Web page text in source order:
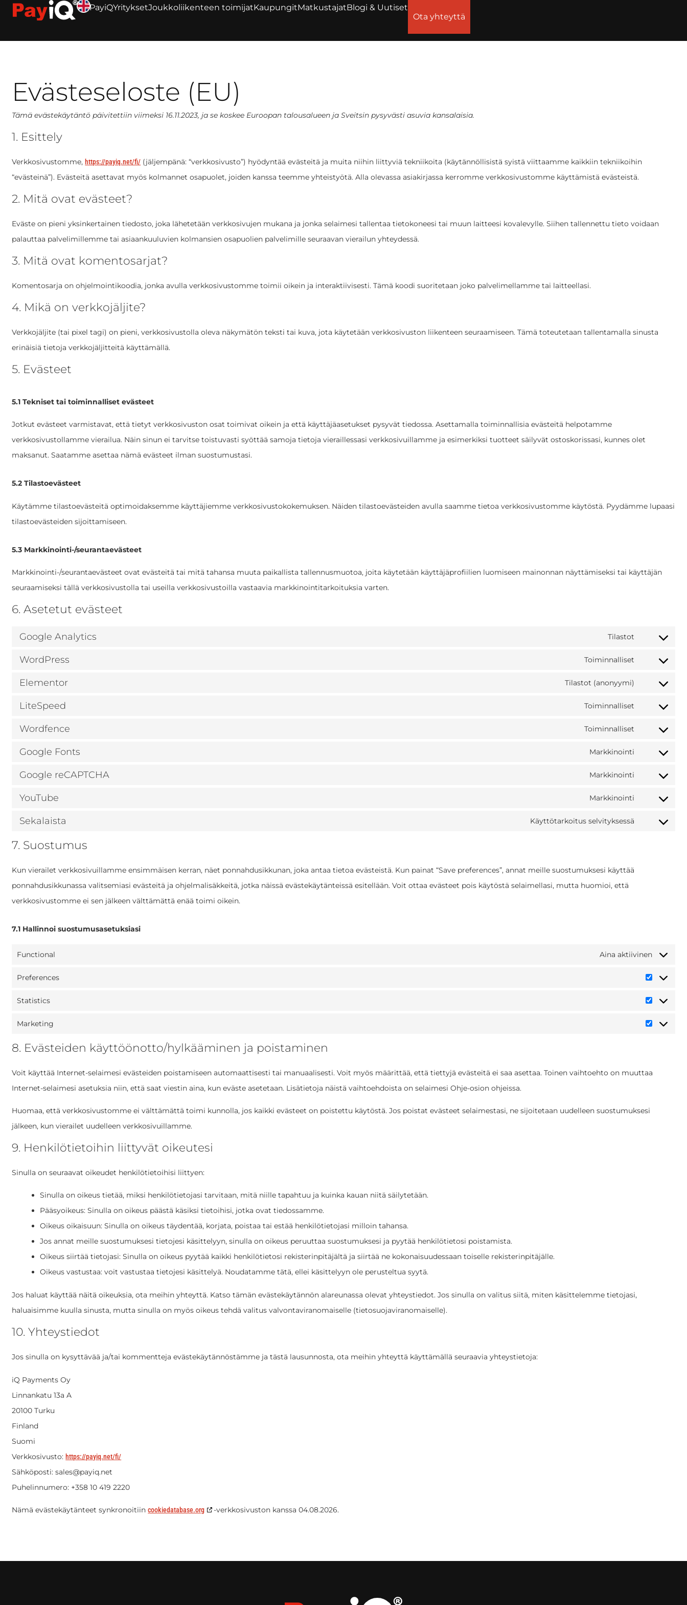
PayiQYrityksetJoukkoliikenteen toimijatKaupungitMatkustajatBlogi & Uutiset
Ota yhteyttä
Evästeseloste (EU)
Tämä evästekäytäntö päivitettiin viimeksi 16.11.2023, ja se koskee Euroopan talousalueen ja Sveitsin pysyvästi asuvia kansalaisia.
1. Esittely
Verkkosivustomme,https://payiq.net/fi/ (jäljempänä: “verkkosivusto”) hyödyntää evästeitä ja muita niihin liittyviä tekniikoita (käytännöllisistä syistä viittaamme kaikkiin tekniikoihin
“evästeinä”). Evästeitä asettavat myös kolmannet osapuolet, joiden kanssa teemme yhteistyötä. Alla olevassa asiakirjassa kerromme verkkosivustomme käyttämistä evästeistä.
2. Mitä ovat evästeet?
Eväste on pieni yksinkertainen tiedosto, joka lähetetään verkkosivujen mukana ja jonka selaimesi tallentaa tietokoneesi tai muun laitteesi kovalevylle. Siihen tallennettu tieto voidaan
palauttaa palvelimillemme tai asiaankuuluvien kolmansien osapuolien palvelimille seuraavan vierailun yhteydessä.
3. Mitä ovat komentosarjat?
Komentosarja on ohjelmointikoodia, jonka avulla verkkosivustomme toimii oikein ja interaktiivisesti. Tämä koodi suoritetaan joko palvelimellamme tai laitteellasi.
4. Mikä on verkkojäljite?
Verkkojäljite (tai pixel tagi) on pieni, verkkosivustolla oleva näkymätön teksti tai kuva, jota käytetään verkkosivuston liikenteen seuraamiseen. Tämä toteutetaan tallentamalla sinusta
erinäisiä tietoja verkkojäljitteitä käyttämällä.
5. Evästeet
5.1 Tekniset tai toiminnalliset evästeet
Jotkut evästeet varmistavat, että tietyt verkkosivuston osat toimivat oikein ja että käyttäjäasetukset pysyvät tiedossa. Asettamalla toiminnallisia evästeitä helpotamme
verkkosivustollamme vierailua. Näin sinun ei tarvitse toistuvasti syöttää samoja tietoja vieraillessasi verkkosivuillamme ja esimerkiksi tuotteet säilyvät ostoskorissasi, kunnes olet
maksanut. Saatamme asettaa nämä evästeet ilman suostumustasi.
5.2 Tilastoevästeet
Käytämme tilastoevästeitä optimoidaksemme käyttäjiemme verkkosivustokokemuksen. Näiden tilastoevästeiden avulla saamme tietoa verkkosivustomme käytöstä. Pyydämme lupaasi
tilastoevästeiden sijoittamiseen.
5.3 Markkinointi-/seurantaevästeet
Markkinointi-/seurantaevästeet ovat evästeitä tai mitä tahansa muuta paikallista tallennusmuotoa, joita käytetään käyttäjäprofiilien luomiseen mainonnan näyttämiseksi tai käyttäjän
seuraamiseksi tällä verkkosivustolla tai useilla verkkosivustoilla vastaavia markkinointitarkoituksia varten.
6. Asetetut evästeet
Google Analytics Tilastot
WordPress Toiminnalliset
Elementor Tilastot (anonyymi)
LiteSpeed Toiminnalliset
Wordfence Toiminnalliset
Google Fonts Markkinointi
Google reCAPTCHA Markkinointi
YouTube Markkinointi
Sekalaista Käyttötarkoitus selvityksessä
7. Suostumus
Kun vierailet verkkosivuillamme ensimmäisen kerran, näet ponnahdusikkunan, joka antaa tietoa evästeistä. Kun painat “Save preferences”, annat meille suostumuksesi käyttää
ponnahdusikkunassa valitsemiasi evästeitä ja ohjelmalisäkkeitä, jotka näissä evästekäytänteissä esitellään. Voit ottaa evästeet pois käytöstä selaimellasi, mutta huomioi, että
verkkosivustomme ei sen jälkeen välttämättä enää toimi oikein.
7.1 Hallinnoi suostumusasetuksiasi
Functional Aina aktiivinen
Preferences
Statistics
Marketing
8. Evästeiden käyttöönotto/hylkääminen ja poistaminen
Voit käyttää Internet-selaimesi evästeiden poistamiseen automaattisesti tai manuaalisesti. Voit myös määrittää, että tiettyjä evästeitä ei saa asettaa. Toinen vaihtoehto on muuttaa
Internet-selaimesi asetuksia niin, että saat viestin aina, kun eväste asetetaan. Lisätietoja näistä vaihtoehdoista on selaimesi Ohje-osion ohjeissa.
Huomaa, että verkkosivustomme ei välttämättä toimi kunnolla, jos kaikki evästeet on poistettu käytöstä. Jos poistat evästeet selaimestasi, ne sijoitetaan uudelleen suostumuksesi
jälkeen, kun vierailet uudelleen verkkosivuillamme.
9. Henkilötietoihin liittyvät oikeutesi
Sinulla on seuraavat oikeudet henkilötietoihisi liittyen:
Sinulla on oikeus tietää, miksi henkilötietojasi tarvitaan, mitä niille tapahtuu ja kuinka kauan niitä säilytetään.
Pääsyoikeus: Sinulla on oikeus päästä käsiksi tietoihisi, jotka ovat tiedossamme.
Oikeus oikaisuun: Sinulla on oikeus täydentää, korjata, poistaa tai estää henkilötietojasi milloin tahansa.
Jos annat meille suostumuksesi tietojesi käsittelyyn, sinulla on oikeus peruuttaa suostumuksesi ja pyytää henkilötietosi poistamista.
Oikeus siirtää tietojasi: Sinulla on oikeus pyytää kaikki henkilötietosi rekisterinpitäjältä ja siirtää ne kokonaisuudessaan toiselle rekisterinpitäjälle.
Oikeus vastustaa: voit vastustaa tietojesi käsittelyä. Noudatamme tätä, ellei käsittelyyn ole perusteltua syytä.
Jos haluat käyttää näitä oikeuksia, ota meihin yhteyttä. Katso tämän evästekäytännön alareunassa olevat yhteystiedot. Jos sinulla on valitus siitä, miten käsittelemme tietojasi,
haluaisimme kuulla sinusta, mutta sinulla on myös oikeus tehdä valitus valvontaviranomaiselle (tietosuojaviranomaiselle).
10. Yhteystiedot
Jos sinulla on kysyttävää ja/tai kommentteja evästekäytännöstämme ja tästä lausunnosta, ota meihin yhteyttä käyttämällä seuraavia yhteystietoja:
iQ Payments Oy
Linnankatu 13a A
20100 Turku
Finland
Suomi
Verkkosivusto:https://payiq.net/fi/
Sähköposti:sales@payiq.net
Puhelinnumero: +358 10 419 2220
Nämä evästekäytänteet synkronoitiincookiedatabase.org -verkkosivuston kanssa 04.08.2026.